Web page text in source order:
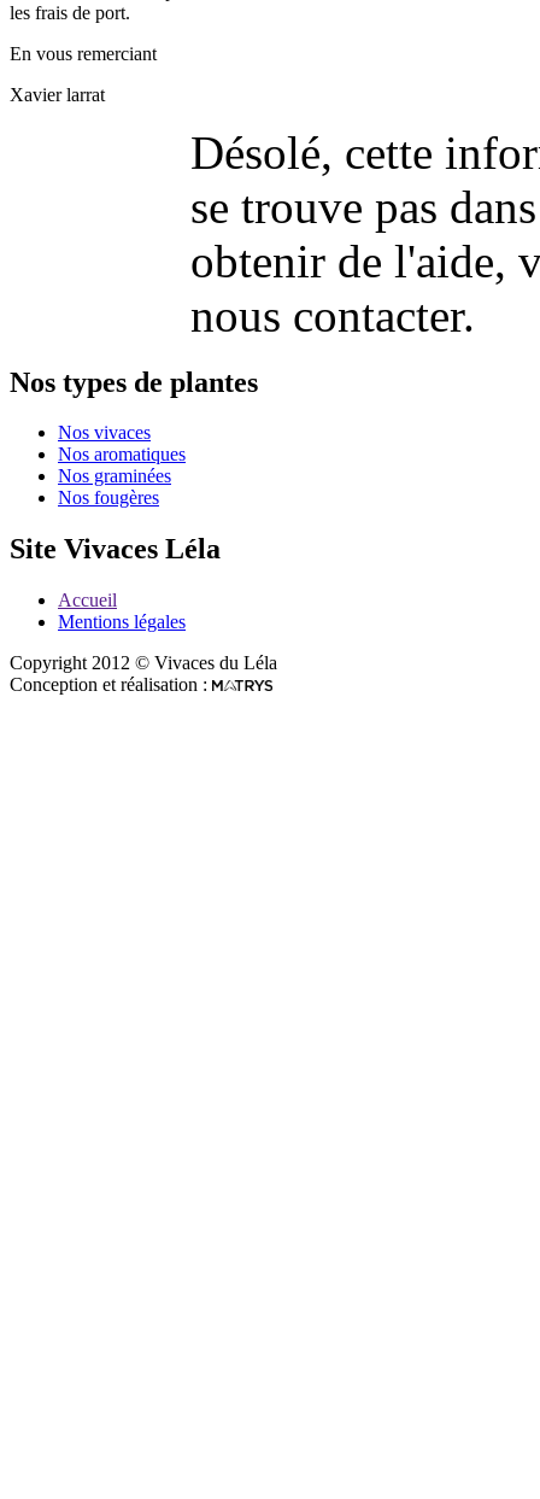
les frais de port.
En vous remerciant
Xavier larrat
Désolé, cette
se trouve pas
obtenir de l'aide,
nous contacter.
Nos types de plantes
Nos vivaces
Nos aromatiques
Nos graminées
Nos fougères
Site Vivaces Léla
Accueil
Mentions légales
Copyright 2012 © Vivaces du Léla
Conception et réalisation :